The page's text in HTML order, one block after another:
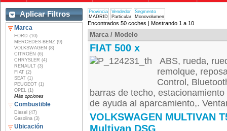
Aplicar Filtros
Marca
FORD (10)
MERCEDES-BENZ (9)
VOLKSWAGEN (8)
CITROËN (6)
CHRYSLER (4)
RENAULT (3)
FIAT (2)
SEAT (1)
PEUGEOT (1)
OPEL (1)
Más opciones
Combustible
Diesel (47)
Gasolina (3)
Ubicación
Provincia
MADRID
Vendedor
Particular
Segmento
Monovolumen
Encontrados 50 coches | Mostrando 1 a 10
Marca / Modelo
FIAT 500 x
ABS, rueda,
remolque,
Control,
barras de techo,
de ayuda al aparcamiento,.
VOLKSWAGEN MULTIVAN
Multivan DSG